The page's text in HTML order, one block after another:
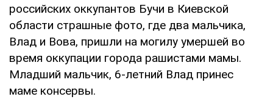
российских оккупантов Бучи в Киевской
области страшные фото, где два мальчика,
Влад и Вова, пришли на могилу умершей во
время оккупации города рашистами мамы.
Младший мальчик, 6-летний Влад принес
маме консервы.